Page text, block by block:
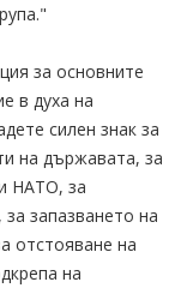
за основните
в духа на
силен знак за
на държавата, за
НАТО, за
запазването на
отстояване на
на